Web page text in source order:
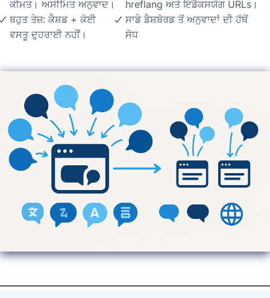
ਕੀਮਤ। ਅਸੀਮਿਤ ਅਨੁਵਾਦ।
ਬਹੁਤ ਤੇਜ਼: ਕੈਸ਼ਡ + ਕੋਈ
ਵਸਤੂ ਦੁਹਰਾਈ ਨਹੀਂ।
hreflang ਅਤੇ ਇੰਡੈਕਸਯੋਗ URLs।
ਸਾਡੇ ਡੈਸ਼ਬੋਰਡ ਤੋਂ ਅਨੁਵਾਦਾਂ ਦੀ ਹੱਥੋਂ
ਸੋਧ